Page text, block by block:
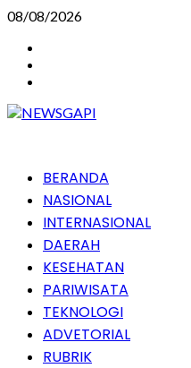
Skip
content
08/08/2026
PrimaryBERANDA
NASIONAL
INTERNASIONAL
DAERAH
KESEHATAN
PARIWISATA
TEKNOLOGI
ADVETORIAL
RUBRIK